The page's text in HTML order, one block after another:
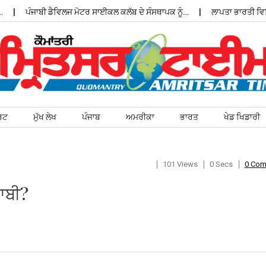
ਪੰਜਾਬੀ ਡੈਵਿਲਜ ਮੋਟਰ ਸਾਈਕਲ ਕਲੱਬ ਦੇ ਸੰਸਥਾਪਕ ਨੂੰ… ਲਾਪਤਾ ਭਾਰਤੀ
ਮੁੱਖ ਲੇਖ ਪੰਜਾਬ ਅਮਰੀਕਾ ਭਾਰਤ ਖੇਡ ਖਿਡਾਰੀ
101 Views 0 Secs 0